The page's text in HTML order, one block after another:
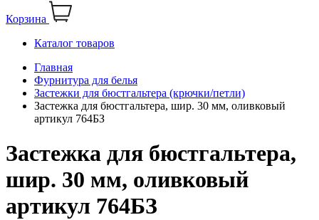
Корзина
Каталог товаров
Главная
Фурнитура для белья
Застежки для бюстгальтера (крючки/петли)
Застежка для бюстгальтера, шир. 30 мм, оливковый
артикул 764БЗ
Застежка для бюстгальтера,
шир. 30 мм, оливковый
артикул 764БЗ